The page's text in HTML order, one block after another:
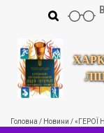
Головна / Новини /«ГЕРОЇ